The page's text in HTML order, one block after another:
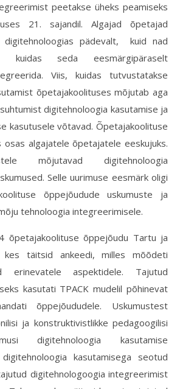
21. sajandil. Algajad õpetajad
digitehnoloogias pädevalt, kuid nad
kuidas seda eesmärgipäraselt
Viis, kuidas tutvustatakse
õpetajakoolituses mõjutab aga
digitehnoloogia kasutamise ja
kasutusele võtavad. Õpetajakoolituse
algajatele õpetajatele eeskujuks.
mõjutavad digitehnoloogia
Selle uurimuse eesmärk oligi
õppejõudude uskumuste ja
tehnoloogia integreerimisele.
õpetajakoolituse õppejõudu Tartu ja
kes täitsid ankeedi, milles mõõdeti
erinevatele aspektidele. Tajutud
kasutati TPACK mudelil põhinevat
õppejõududele. Uskumustest
ja konstruktivistlikke pedagoogilisi
digitehnoloogia kasutamise
kasutamisega seotud
digitehnologoogia integreerimist